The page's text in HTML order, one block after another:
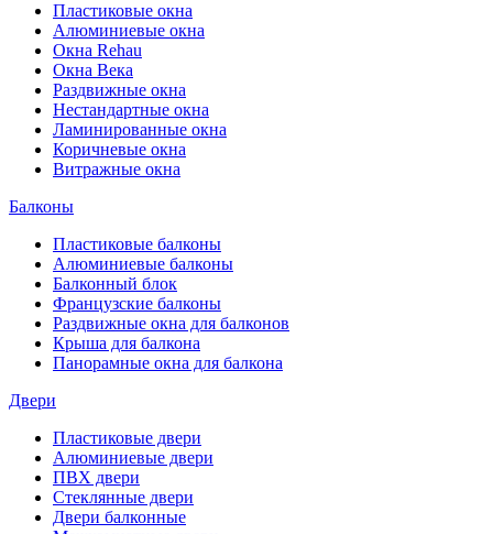
Пластиковые окна
Алюминиевые окна
Окна Rehau
Окна Века
Раздвижные окна
Нестандартные окна
Ламинированные окна
Коричневые окна
Витражные окна
Балконы
Пластиковые балконы
Алюминиевые балконы
Балконный блок
Французские балконы
Раздвижные окна для балконов
Крыша для балкона
Панорамные окна для балкона
Двери
Пластиковые двери
Алюминиевые двери
ПВХ двери
Стеклянные двери
Двери балконные